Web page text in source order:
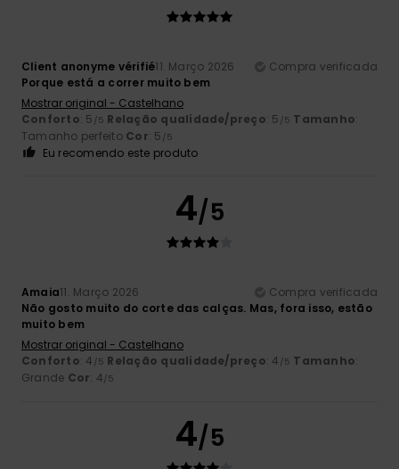
Client anonyme vérifié11. Março 2026
Compra verificada
Porque está a correr muito bem
Mostrar original - Castelhano
Conforto: 5 /5 Relação qualidade/preço: 5 /5 Tamanho:
Tamanho perfeito Cor: 5 /5
Eu recomendo este produto
4/5
Amaia11. Março 2026
Compra verificada
Não gosto muito do corte das calças. Mas, fora isso, estão
muito bem
Mostrar original - Castelhano
Conforto: 4 /5 Relação qualidade/preço: 4 /5 Tamanho:
Grande Cor: 4/5
4/5